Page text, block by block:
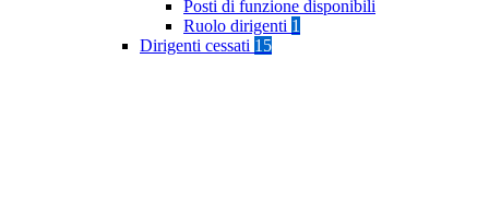
Posti di funzione disponibili
Ruolo dirigenti 1
Dirigenti cessati 15